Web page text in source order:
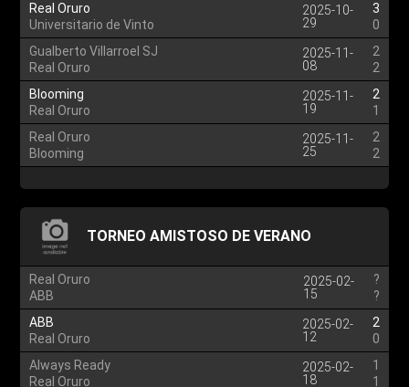
Real Oruro
Universitario de Vinto
2025-10-
29
3
0
Gualberto Villarroel SJ
Real Oruro
2025-11-
08
2
2
Blooming
Real Oruro
2025-11-
19
2
1
Real Oruro
Blooming
2025-11-
25
2
2
TORNEO AMISTOSO DE VERANO
Real Oruro
ABB
2025-02-
15
?
?
ABB
Real Oruro
2025-02-
12
2
0
Always Ready
Real Oruro
2025-02-
18
1
1